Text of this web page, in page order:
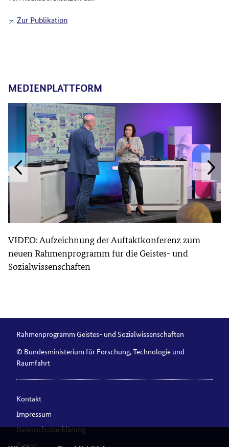
Zur Publikation
MEDIENPLATTFORM
VIDEO: Aufzeichnung der Auftaktkonferenz zum
neuen Rahmenprogramm für die Geistes- und
Sozialwissenschaften
Rahmenprogramm Geistes- und Sozialwissenschaften
© Bundesministerium für Forschung, Technologie und
Raumfahrt
Kontakt
Impressum
Datenschutzerklärung
Presse